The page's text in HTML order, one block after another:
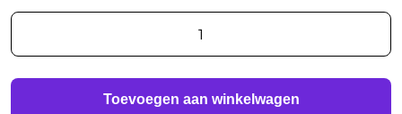
Worth
every
Toevoegen aan winkelwagen